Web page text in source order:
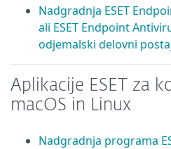
Nadgradnja ESET
ali ESET Endpoint
odjemalski delovni
Aplikacije ESET za
macOS in Linux
Nadgradnja programa